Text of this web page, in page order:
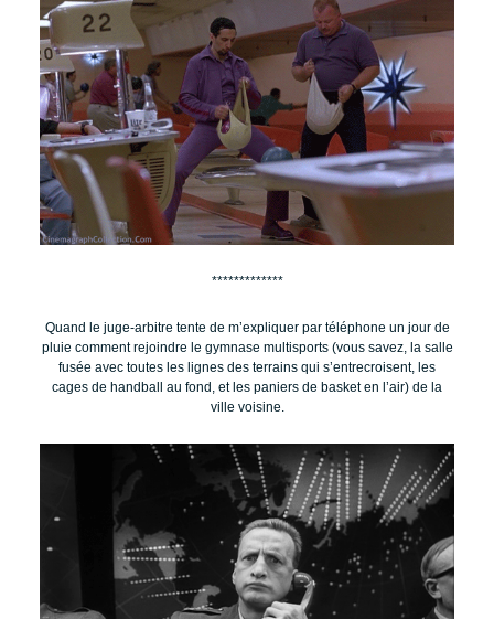
*************
Quand le juge-arbitre tente de m’expliquer par téléphone un jour de
pluie comment rejoindre le gymnase multisports (vous savez, la salle
fusée avec toutes les lignes des terrains qui s’entrecroisent, les
cages de handball au fond, et les paniers de basket en l’air) de la
ville voisine.